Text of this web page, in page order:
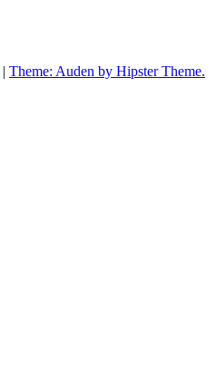
| Theme: Auden by Hipster Theme.